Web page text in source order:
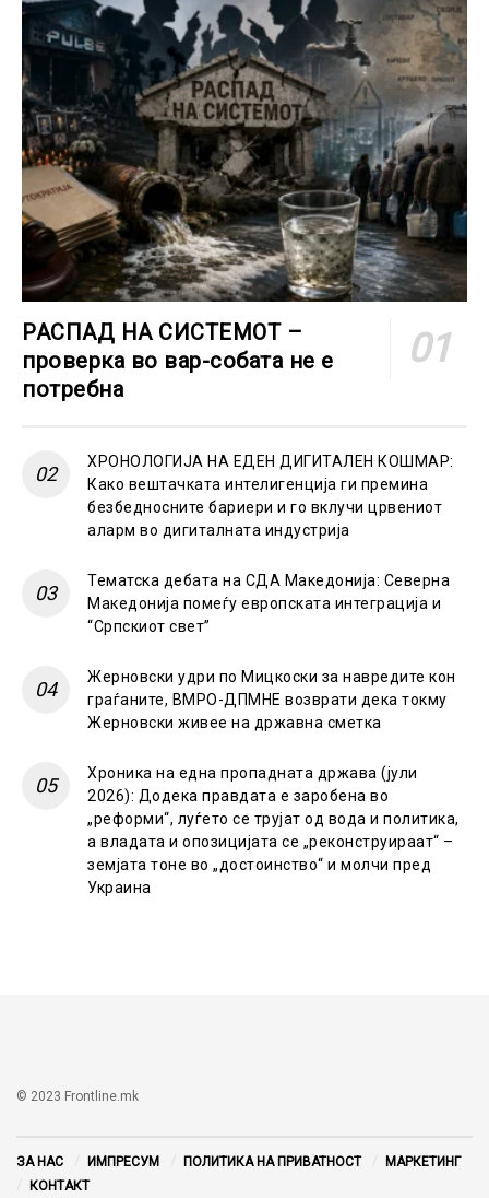
РАСПАД НА СИСТЕМОТ –
проверка во вар-собата не е
потребна
ХРОНОЛОГИЈА НА ЕДЕН ДИГИТАЛЕН КОШМАР:
Како вештачката интелигенција ги премина
безбедносните бариери и го вклучи црвениот
аларм во дигиталната индустрија
Тематска дебата на СДА Македонија: Северна
Македонија помеѓу европската интеграција и
“Српскиот свет”
Жерновски удри по Мицкоски за навредите кон
граѓаните, ВМРО-ДПМНЕ возврати дека токму
Жерновски живее на државна сметка
Хроника на една пропадната држава (јули
2026): Додека правдата е заробена во
„реформи“, луѓето се трујат од вода и политика,
а владата и опозицијата се „реконструираат“ –
земјата тоне во „достоинство“ и молчи пред
Украина
© 2023 Frontline.mk
ЗА НАС ИМПРЕСУМ ПОЛИТИКА НА ПРИВАТНОСТ
МАРКЕТИНГ
КОНТАКТ